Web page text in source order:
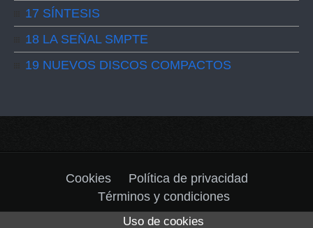
17 SÍNTESIS
18 LA SEÑAL SMPTE
19 NUEVOS DISCOS COMPACTOS
Cookies
Política de privacidad
Términos y condiciones
Uso de cookies